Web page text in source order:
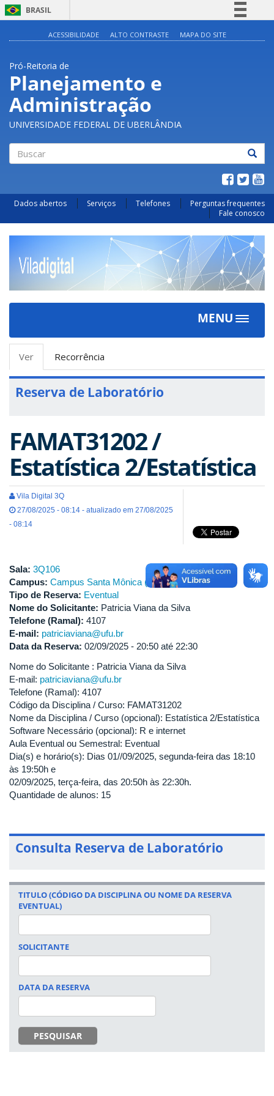
BRASIL
Acesso à informação
ACESSIBILIDADE ALTO CONTRASTE MAPA DO SITE
Pró-Reitoria de
Planejamento e
Administração
UNIVERSIDADE FEDERAL DE UBERLÂNDIA
Dados abertos Serviços Telefones
Perguntas frequentes
Fale conosco
MENU
Toggle
Abas
primárias
Ver
ativa)
Recorrência
Reserva de Laboratório
FAMAT31202 /
Estatística 2/Estatística
Vila Digital 3Q
27/08/2025 - 08:14 - atualizado em 27/08/2025
- 08:14
Sala: 3Q106
Campus: Campus Santa Mônica (Bloco 3Q)
Tipo de Reserva: Eventual
Nome do Solicitante: Patricia Viana da Silva
Telefone (Ramal): 4107
E-mail: patriciaviana@ufu.br
Data da Reserva: 02/09/2025 - 20:50 até 22:30
Nome do Solicitante : Patricia Viana da Silva
E-mail: patriciaviana@ufu.br
Telefone (Ramal): 4107
Código da Disciplina / Curso: FAMAT31202
Nome da Disciplina / Curso (opcional): Estatística 2/Estatística
Software Necessário (opcional): R e internet
Aula Eventual ou Semestral: Eventual
Dia(s) e horário(s): Dias 01//09/2025, segunda-feira das 18:10
às 19:50h e
02/09/2025, terça-feira, das 20:50h às 22:30h.
Quantidade de alunos: 15
Consulta Reserva de Laboratório
TITULO (CÓDIGO DA DISCIPLINA OU NOME DA RESERVA
EVENTUAL)
SOLICITANTE
DATA DA RESERVA
PESQUISAR